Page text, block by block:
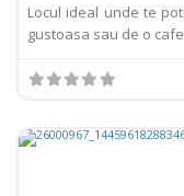
Locul ideal unde te
gustoasa sau de o